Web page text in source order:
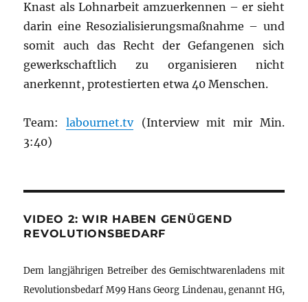
Knast als Lohnarbeit amzuerkennen – er sieht
darin eine Resozialisierungsmaßnahme – und
somit auch das Recht der Gefangenen sich
gewerkschaftlich zu organisieren nicht
anerkennt, protestierten etwa 40 Menschen.
Team:labournet.tv(Interview mit mir Min.
3:40)
VIDEO 2: WIR HABEN GENÜGEND
REVOLUTIONSBEDARF
Dem langjährigen Betreiber des Gemischtwarenladens mit
Revolutionsbedarf M99 Hans Georg Lindenau, genannt HG,